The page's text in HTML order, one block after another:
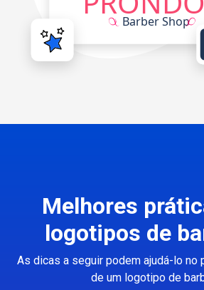
Melhores
logotipos de
As dicas a seguir podem ajudá-lo no
de um logotipo de